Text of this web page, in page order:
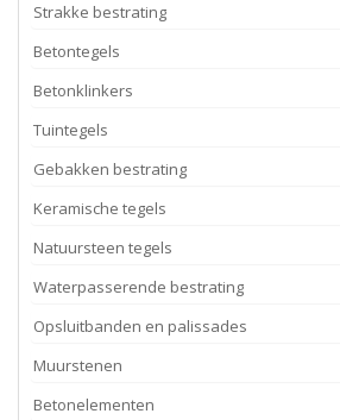
Strakke bestrating
Betontegels
Betonklinkers
Tuintegels
Gebakken bestrating
Keramische tegels
Natuursteen tegels
Waterpasserende bestrating
Opsluitbanden en palissades
Muurstenen
Betonelementen